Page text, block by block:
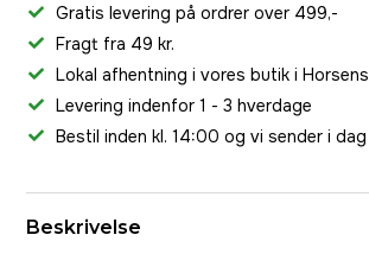
Gratis levering på ordrer over 499,-
Fragt fra 49 kr.
Lokal afhentning i vores butik i Horsens
Levering indenfor 1 - 3 hverdage
Bestil inden kl. 14:00 og vi sender i dag
Beskrivelse